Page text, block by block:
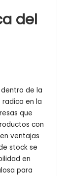
del
de la
en la
que
con
ventajas
stock se
en
para